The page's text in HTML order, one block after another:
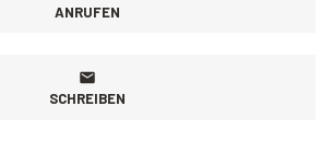
ANRUFEN
SCHREIBEN